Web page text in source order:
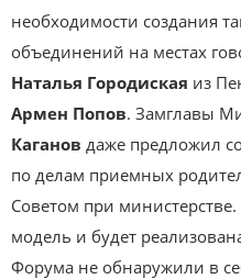
необходимости создания
объединений на местах
Наталья Городиская из
Армен Попов. Замглавы
Каганов даже предложил
по делам приемных
Советом при
модель и будет
Форума не обнаружили в